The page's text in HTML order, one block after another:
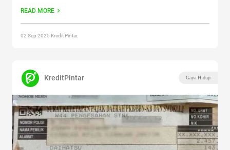
artikel iniContinue reading
READ MORE
02 Sep 2025 Kredit Pintar.
KreditPintar Gaya Hidup